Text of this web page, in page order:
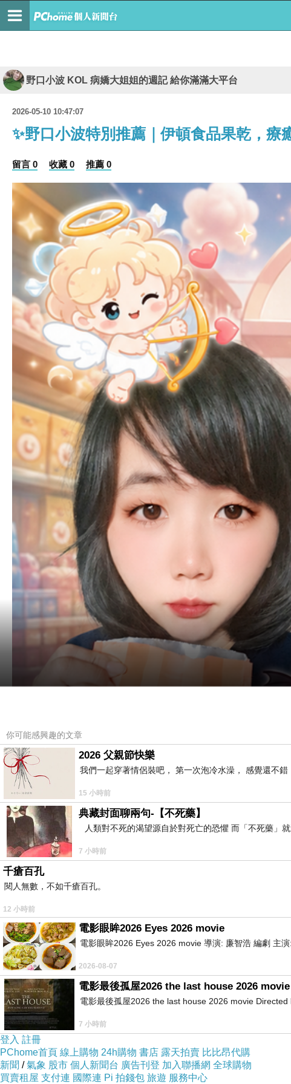
野口小波 KOL 病嬌大姐姐的週記 給你滿滿大平台
2026-05-10 10:47:07
✨野口小波特別推薦｜伊頓食品果乾，
留言 0 收藏 0 推薦 0
你可能感興趣的文章
2026 父親節快樂
我們一起穿著情侶裝吧， 第一次泡冷水澡， 感覺還不
15 小時前
典藏封面聊兩句-【不死藥】
人類對不死的渴望源自於對死亡的恐懼 而「不死藥」
7 小時前
千瘡百孔
閱人無數，不如千瘡百孔。
12 小時前
電影眼眸2026 Eyes 2026 movie
電影眼眸2026 Eyes 2026 movie 導演: 廉智浩 編劇 主
2026-08-07
電影最後孤屋2026 the last house 2026 movie
電影最後孤屋2026 the last house 2026 movie
7 小時前
登入 註冊
PChome首頁 線上購物 24h購物 書店 露天拍賣 比比昂代購
新聞 /氣象 股市 個人新聞台 廣告刊登 加入聯播網 全球購物
買賣租屋 支付連 國際連 Pi 拍錢包 旅遊 服務中心